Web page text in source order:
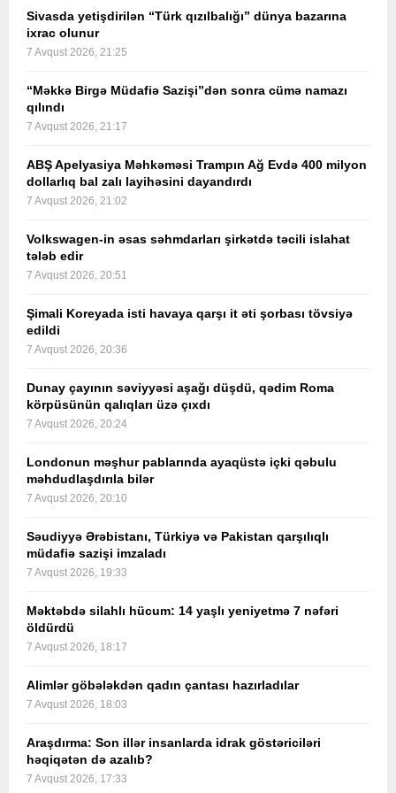
Sivasda yetişdirilən “Türk qızılbalığı” dünya bazarına
ixrac olunur
7 Avqust 2026, 21:25
“Məkkə Birgə Müdafiə Sazişi”dən sonra cümə namazı
qılındı
7 Avqust 2026, 21:17
ABŞ Apelyasiya Məhkəməsi Trampın Ağ Evdə 400 milyon
dollarlıq bal zalı layihəsini dayandırdı
7 Avqust 2026, 21:02
Volkswagen-in əsas səhmdarları şirkətdə təcili islahat
tələb edir
7 Avqust 2026, 20:51
Şimali Koreyada isti havaya qarşı it əti şorbası tövsiyə
edildi
7 Avqust 2026, 20:36
Dunay çayının səviyyəsi aşağı düşdü, qədim Roma
körpüsünün qalıqları üzə çıxdı
7 Avqust 2026, 20:24
Londonun məşhur pablarında ayaqüstə içki qəbulu
məhdudlaşdırıla bilər
7 Avqust 2026, 20:10
Səudiyyə Ərəbistanı, Türkiyə və Pakistan qarşılıqlı
müdafiə sazişi imzaladı
7 Avqust 2026, 19:33
Məktəbdə silahlı hücum: 14 yaşlı yeniyetmə 7 nəfəri
öldürdü
7 Avqust 2026, 18:17
Alimlər göbələkdən qadın çantası hazırladılar
7 Avqust 2026, 18:03
Araşdırma: Son illər insanlarda idrak göstəriciləri
həqiqətən də azalıb?
7 Avqust 2026, 17:33